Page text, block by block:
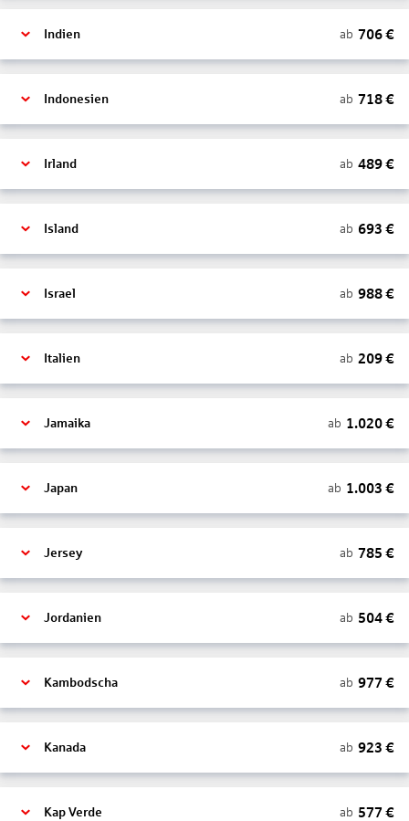
Indien ab 706€
Indonesien ab 718€
Irland ab 489€
Island ab 693 €
Israel ab 988€
Italien ab 209€
Jamaika ab 1.020€
Japan ab 1.003 €
Jersey ab 785 €
Jordanien ab 504€
Kambodscha ab 977 €
Kanada ab 923 €
Kap Verde ab 577 €